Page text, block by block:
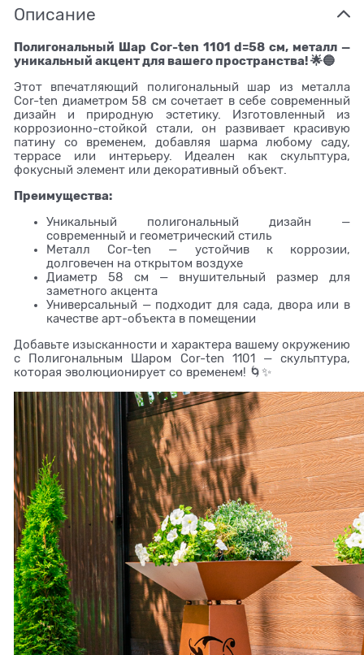
Описание
Полигональный Шар Cor-ten 1101 d=58 см, металл —
уникальный акцент для вашего пространства! 🌟🔵
Этот впечатляющий полигональный шар из металла
Cor-ten диаметром 58 см сочетает в себе современный
дизайн и природную эстетику. Изготовленный из
коррозионно-стойкой стали, он развивает красивую
патину со временем, добавляя шарма любому саду,
террасе или интерьеру. Идеален как скульптура,
фокусный элемент или декоративный объект.
Преимущества:
Уникальный полигональный дизайн —
современный и геометрический стиль
Металл Cor-ten — устойчив к коррозии,
долговечен на открытом воздухе
Диаметр 58 см — внушительный размер для
заметного акцента
Универсальный — подходит для сада, двора или в
качестве арт-объекта в помещении
Добавьте изысканности и характера вашему окружению
с Полигональным Шаром Cor-ten 1101 — скульптура,
которая эволюционирует со временем! 🌀✨